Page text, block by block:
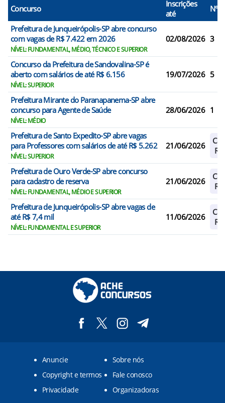
Concurso
Inscrições
até
N°
Prefeitura de Junqueirópolis-SP abre concurso
com vagas de R$ 7.422 em 2026
NÍVEL: FUNDAMENTAL, MÉDIO, TÉCNICO E SUPERIOR
02/08/2026 3
Concurso da Prefeitura de Sandovalina-SP é
aberto com salários de até R$ 6.156
NÍVEL: SUPERIOR
19/07/2026 5
Prefeitura Mirante do Paranapanema-SP abre
concurso para Agente de Saúde
NÍVEL: MÉDIO
28/06/2026 1
Prefeitura de Santo Expedito-SP abre vagas
para Professores com salários de até R$ 5.262
NÍVEL: SUPERIOR
21/06/2026
Prefeitura de Ouro Verde-SP abre concurso
para cadastro de reserva
NÍVEL: FUNDAMENTAL, MÉDIO E SUPERIOR
21/06/2026
Prefeitura de Junqueirópolis-SP abre vagas de
até R$ 7,4 mil
NÍVEL: FUNDAMENTAL E SUPERIOR
11/06/2026
Anuncie
Sobre nós
Copyright e termos
Fale conosco
Privacidade
Organizadoras